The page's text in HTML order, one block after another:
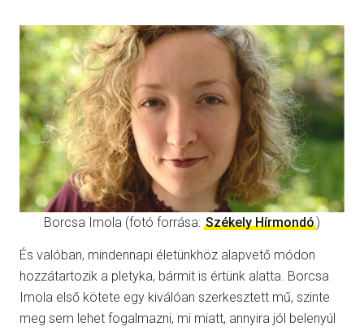
Borcsa Imola (fotó forrása: Székely Hírmondó)
És valóban, mindennapi életünkhöz alapvető módon
hozzátartozik a pletyka, bármit is értünk alatta. Borcsa
Imola első kötete egy kiválóan szerkesztett mű, szinte
meg sem lehet fogalmazni, mi miatt, annyira jól belenyúl